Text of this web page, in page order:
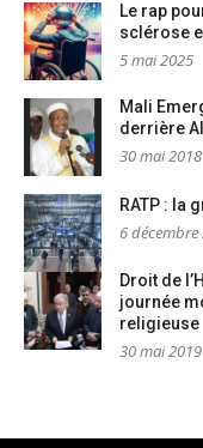
Le rap
sclérose
5 mai 2025
Mali
derrière
30 mai 2018
RATP : la
6 décembre
Droit de
journée
religieuse
30 mai 2019